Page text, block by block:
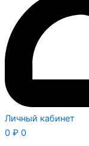
Личный кабинет
0 ₽ 0